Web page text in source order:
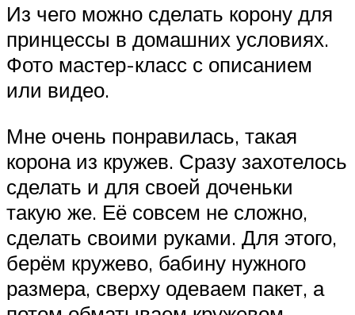
Из чего можно сделать корону для
принцессы в домашних условиях.
Фото мастер-класс с описанием
или видео.
Мне очень понравилась, такая
корона из кружев. Сразу захотелось
сделать и для своей доченьки
такую же. Её совсем не сложно,
сделать своими руками. Для этого,
берём кружево, бабину нужного
размера, сверху одеваем пакет, а